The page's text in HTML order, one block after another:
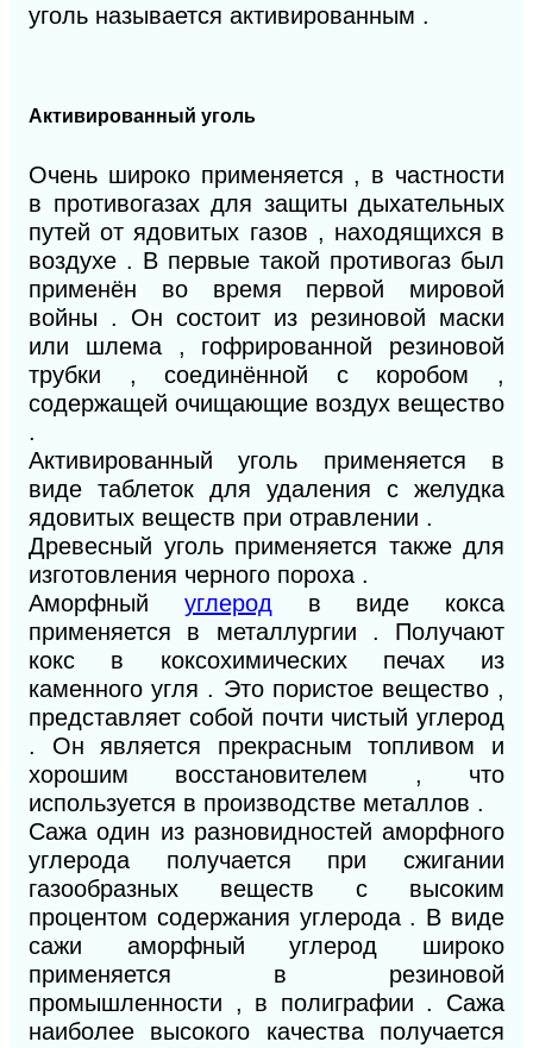
уголь называется активированным .
Активированный уголь
Очень широко применяется , в частности
в противогазах для защиты дыхательных
путей от ядовитых газов , находящихся в
воздухе . В первые такой противогаз был
применён во время первой мировой
войны . Он состоит из резиновой маски
или шлема , гофрированной резиновой
трубки , соединённой с коробом ,
содержащей очищающие воздух вещество
.
Активированный уголь применяется в
виде таблеток для удаления с желудка
ядовитых веществ при отравлении .
Древесный уголь применяется также для
изготовления черного пороха .
Аморфный углерод в виде кокса
применяется в металлургии . Получают
кокс в коксохимических печах из
каменного угля . Это пористое вещество ,
представляет собой почти чистый углерод
. Он является прекрасным топливом и
хорошим восстановителем , что
используется в производстве металлов .
Сажа один из разновидностей аморфного
углерода получается при сжигании
газообразных веществ с высоким
процентом содержания углерода . В виде
сажи аморфный углерод широко
применяется в резиновой
промышленности , в полиграфии . Сажа
наиболее высокого качества получается